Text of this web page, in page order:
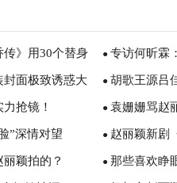
》用30个替身 ● 专访何昕霖
封面极致诱惑大 ● 胡歌王源吕
精彩
抢镜！ ● 袁姗姗骂赵
剧有哪些？
”深情对望 ● 赵丽颖新剧
颖拍的？ ● 那些喜欢睁